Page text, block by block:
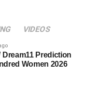
VIDEOS
Dream11 Prediction
Women 2026